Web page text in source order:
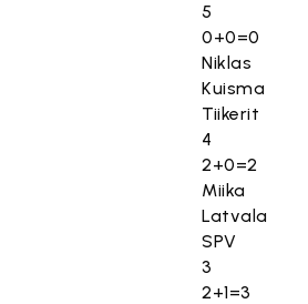
5
0+0=0
Niklas
Kuisma
Tiikerit
4
2+0=2
Miika
Latvala
SPV
3
2+1=3